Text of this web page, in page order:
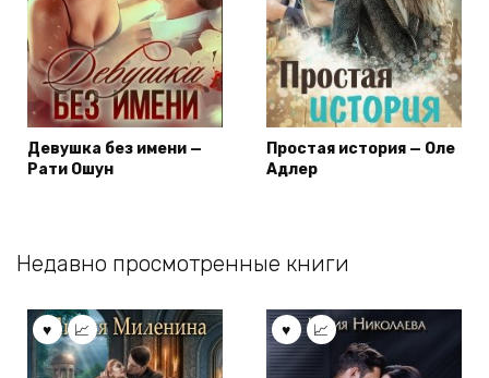
Девушка без имени —
Рати Ошун
Простая история — Оле
Адлер
Недавно просмотренные книги